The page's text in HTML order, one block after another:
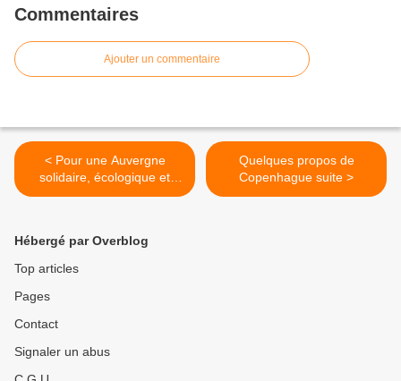
Commentaires
Ajouter un commentaire
< Pour une Auvergne
solidaire, écologique et
citoyenne
Quelques propos de
Copenhague suite >
Hébergé par Overblog
Top articles
Pages
Contact
Signaler un abus